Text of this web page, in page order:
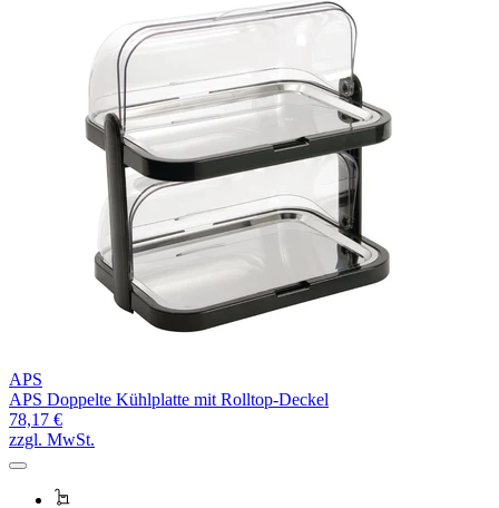
APS
APS Doppelte Kühlplatte mit Rolltop-Deckel
78,17 €
zzgl. MwSt.